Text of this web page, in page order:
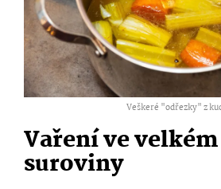
Veškeré "odřezky" z
Vaření ve
suroviny